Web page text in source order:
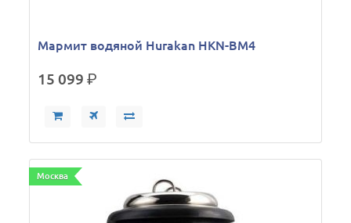
Мармит водяной Hurakan HKN-BM4
15 099р.
Москва